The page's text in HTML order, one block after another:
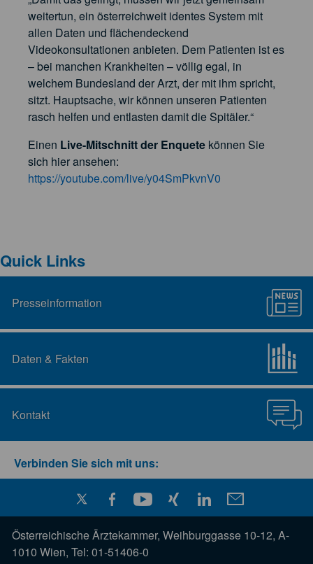
weitertun, ein österreichweit identes System mit
allen Daten und flächendeckend
Videokonsultationen anbieten. Dem Patienten ist es
– bei manchen Krankheiten – völlig egal, in
welchem Bundesland der Arzt, der mit ihm spricht,
sitzt. Hauptsache, wir können unseren Patienten
rasch helfen und entlasten damit die Spitäler.“
Einen Live-Mitschnitt der Enquete können Sie
sich hier ansehen:
https://youtube.com/live/y04SmPkvnV0
Quick Links
Presseinformation
Daten & Fakten
Kontakt
Verbinden Sie sich mit uns:
Österreichische Ärztekammer, Weihburggasse 10-12, A-
1010 Wien, Tel: 01-51406-0